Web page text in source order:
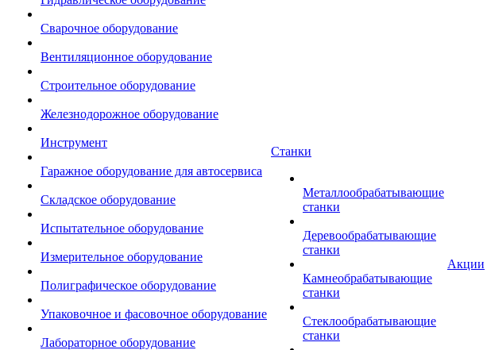
Сварочное оборудование
Вентиляционное оборудование
Строительное оборудование
Железнодорожное оборудование
Инструмент
Гаражное оборудование для автосервиса
Складское оборудование
Испытательное оборудование
Измерительное оборудование
Полиграфическое оборудование
Упаковочное и фасовочное оборудование
Лабораторное оборудование
Станки
Металлообрабатывающие
станки
Деревообрабатывающие
станки
Камнеобрабатывающие
станки
Стеклообрабатывающие
станки
Акции